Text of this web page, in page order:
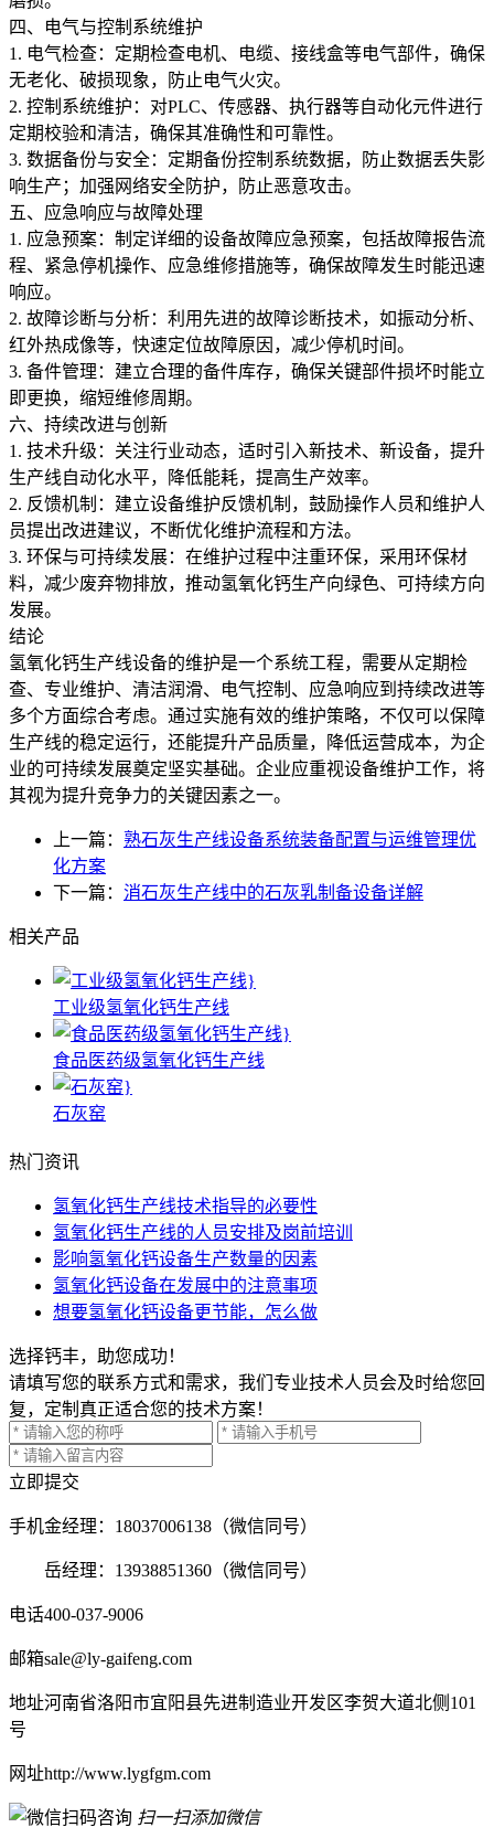
四、电气与控制系统维护
1. 电气检查：定期检查电机、电缆、接线盒等电气部件，确保
无老化、破损现象，防止电气火灾。
2. 控制系统维护：对PLC、传感器、执行器等自动化元件进行
定期校验和清洁，确保其准确性和可靠性。
3. 数据备份与安全：定期备份控制系统数据，防止数据丢失影
响生产；加强网络安全防护，防止恶意攻击。
五、应急响应与故障处理
1. 应急预案：制定详细的设备故障应急预案，包括故障报告流
程、紧急停机操作、应急维修措施等，确保故障发生时能迅速
响应。
2. 故障诊断与分析：利用先进的故障诊断技术，如振动分析、
红外热成像等，快速定位故障原因，减少停机时间。
3. 备件管理：建立合理的备件库存，确保关键部件损坏时能立
即更换，缩短维修周期。
六、持续改进与创新
1. 技术升级：关注行业动态，适时引入新技术、新设备，提升
生产线自动化水平，降低能耗，提高生产效率。
2. 反馈机制：建立设备维护反馈机制，鼓励操作人员和维护人
员提出改进建议，不断优化维护流程和方法。
3. 环保与可持续发展：在维护过程中注重环保，采用环保材
料，减少废弃物排放，推动氢氧化钙生产向绿色、可持续方向
发展。
结论
氢氧化钙生产线设备的维护是一个系统工程，需要从定期检
查、专业维护、清洁润滑、电气控制、应急响应到持续改进等
多个方面综合考虑。通过实施有效的维护策略，不仅可以保障
生产线的稳定运行，还能提升产品质量，降低运营成本，为企
业的可持续发展奠定坚实基础。企业应重视设备维护工作，将
其视为提升竞争力的关键因素之一。
上一篇： 熟石灰生产线设备系统装备配置与运维管理优
化方案
下一篇： 消石灰生产线中的石灰乳制备设备详解
相关产品
工业级氢氧化钙生产线
食品医药级氢氧化钙生产线
石灰窑
热门资讯
氢氧化钙生产线技术指导的必要性
氢氧化钙生产线的人员安排及岗前培训
影响氢氧化钙设备生产数量的因素
氢氧化钙设备在发展中的注意事项
想要氢氧化钙设备更节能，怎么做
选择钙丰，助您成功！
请填写您的联系方式和需求，我们专业技术人员会及时给您回
复，定制真正适合您的技术方案！
立即提交
手机金经理：18037006138（微信同号）
岳经理：13938851360（微信同号）
电话400-037-9006
邮箱sale@ly-gaifeng.com
地址河南省洛阳市宜阳县先进制造业开发区李贺大道北侧101
号
网址http://www.lygfgm.com
扫一扫添加微信